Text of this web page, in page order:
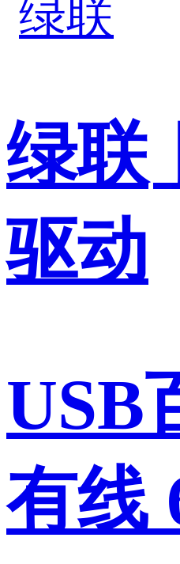
绿联
驱动
USB
有线